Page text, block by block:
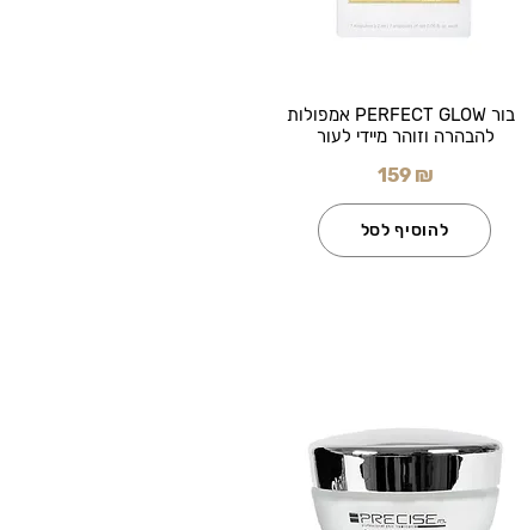
בבור PERFECT GLOW אמפולות
להבהרה וזוהר מיידי לעור
159 ₪
להוסיף לסל